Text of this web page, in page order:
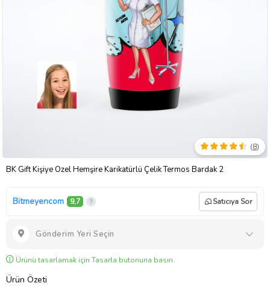
BK Gift Kişiye Özel Hemşire Karikatürlü Çelik Termos Bardak 2
(8)
Bitmeyencom 9,7 Satıcıya Sor
Gönderim Yeri Seçin
Ürünü tasarlamak için Tasarla butonuna basın.
Ürün Özeti